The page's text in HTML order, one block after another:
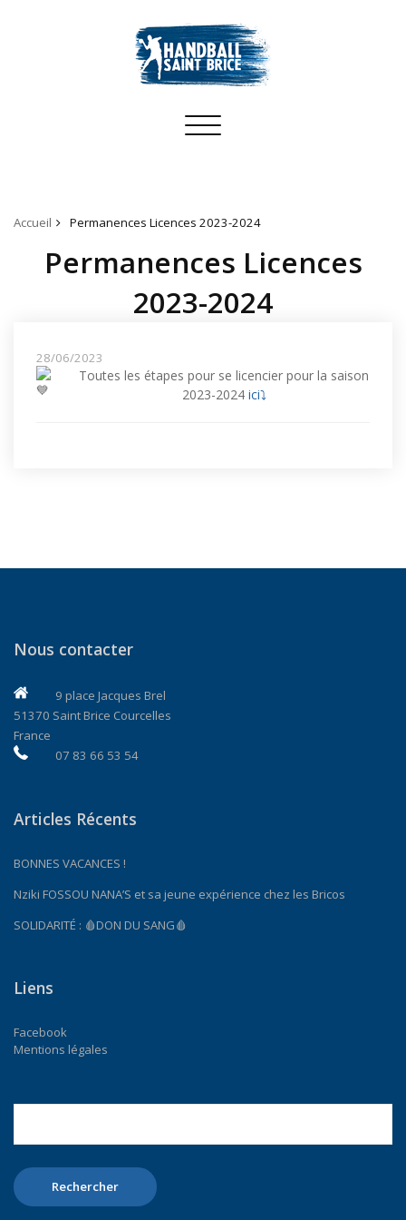
Toggle
Accueil Permanences Licences 2023-2024
Permanences Licences
2023-2024
28/06/2023
Toutes les étapes pour se licencier pour la saison
2023-2024 ici⤵️
Nous contacter
9 place Jacques Brel
51370 Saint Brice Courcelles
France
07 83 66 53 54
Articles Récents
BONNES VACANCES !
Nziki FOSSOU NANA’S et sa jeune expérience chez les Bricos
SOLIDARITÉ : 🩸DON DU SANG🩸
Liens
Facebook
Mentions légales